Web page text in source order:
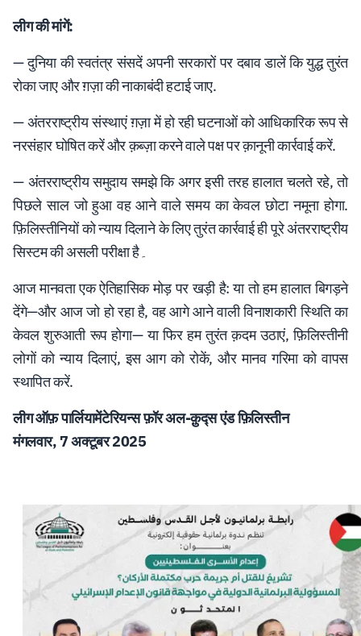
लीग की मांगें:
— दुनिया की स्वतंत्र संसदें अपनी सरकारों पर दबाव डालें कि युद्ध तुरंत
रोका जाए और ग़ज़ा की नाकाबंदी हटाई जाए.
— अंतरराष्ट्रीय संस्थाएं ग़ज़ा में हो रही घटनाओं को आधिकारिक रूप से
नरसंहार घोषित करें और क़ब्ज़ा करने वाले पक्ष पर क़ानूनी कार्रवाई करें.
— अंतरराष्ट्रीय समुदाय समझे कि अगर इसी तरह हालात चलते रहे, तो
पिछले साल जो हुआ वह आने वाले समय का केवल छोटा नमूना होगा.
फ़िलिस्तीनियों को न्याय दिलाने के लिए तुरंत कार्रवाई ही पूरे अंतरराष्ट्रीय
सिस्टम की असली परीक्षा है۔
आज मानवता एक ऐतिहासिक मोड़ पर खड़ी है: या तो हम हालात बिगड़ने
देंगे—और आज जो हो रहा है, वह आगे आने वाली विनाशकारी स्थिति का
केवल शुरुआती रूप होगा— या फिर हम तुरंत क़दम उठाएं, फ़िलिस्तीनी
लोगों को न्याय दिलाएं, इस आग को रोकें, और मानव गरिमा को वापस
स्थापित करें.
लीगऑफ़पार्लियामेंटेरियन्सफ़ॉरअल-क़ुद्सएंडफ़िलिस्तीन
मंगलवार, 7 अक्टूबर 2025